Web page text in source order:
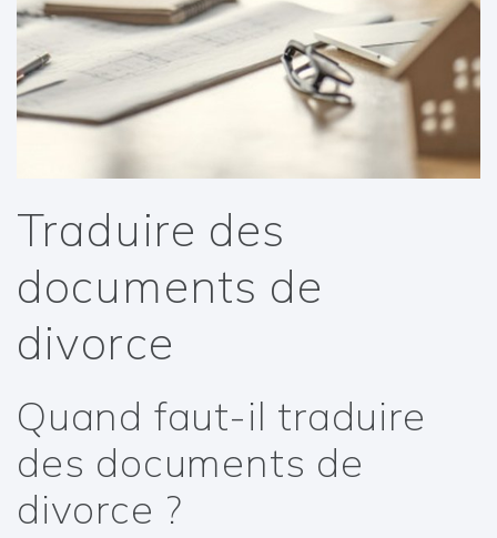
Traduire des
documents de
divorce
Quand faut-il traduire
des documents de
divorce ?